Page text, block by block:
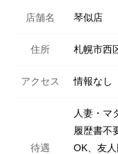
店舗名 琴似店
住所 札幌市西
アクセス 情報なし
待遇
人妻・マ
履歴書不
OK、友